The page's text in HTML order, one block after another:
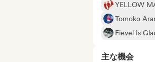
YELLOW
Tomoko
Fievel Is
主な機会